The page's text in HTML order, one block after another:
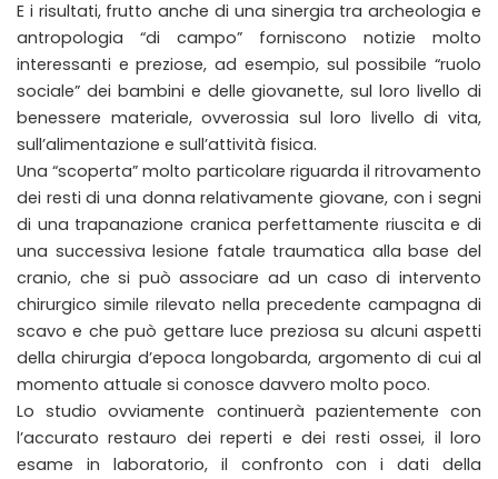
E i risultati, frutto anche di una sinergia tra archeologia e
antropologia “di campo” forniscono notizie molto
interessanti e preziose, ad esempio, sul possibile “ruolo
sociale” dei bambini e delle giovanette, sul loro livello di
benessere materiale, ovverossia sul loro livello di vita,
sull’alimentazione e sull’attività fisica.
Una “scoperta” molto particolare riguarda il ritrovamento
dei resti di una donna relativamente giovane, con i segni
di una trapanazione cranica perfettamente riuscita e di
una successiva lesione fatale traumatica alla base del
cranio, che si può associare ad un caso di intervento
chirurgico simile rilevato nella precedente campagna di
scavo e che può gettare luce preziosa su alcuni aspetti
della chirurgia d’epoca longobarda, argomento di cui al
momento attuale si conosce davvero molto poco.
Lo studio ovviamente continuerà pazientemente con
l’accurato restauro dei reperti e dei resti ossei, il loro
esame in laboratorio, il confronto con i dati della